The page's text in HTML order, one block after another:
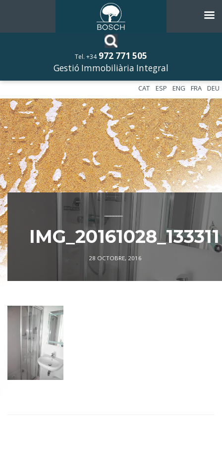
Tel. +34 972 771 505
Gestió Immobiliària Integral
DEU
FRA
ENG
ESP
CAT
––––––––––––
IMG_20161028_133311
28 OCTOBRE, 2016